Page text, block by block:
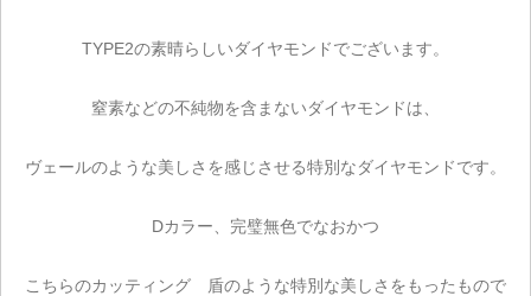
TYPE2の素晴らしいダイヤモンドでございます。
窒素などの不純物を含まないダイヤモンドは、
ヴェールのような美しさを感じさせる特別なダイヤモンドです。
Dカラー、完璧無色でなおかつ
こちらのカッティング 盾のような特別な美しさをもったもので